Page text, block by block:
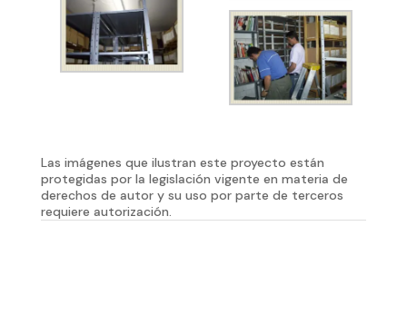
Las imágenes que ilustran este proyecto están
protegidas por la legislación vigente en materia de
derechos de autor y su uso por parte de terceros
requiere autorización.